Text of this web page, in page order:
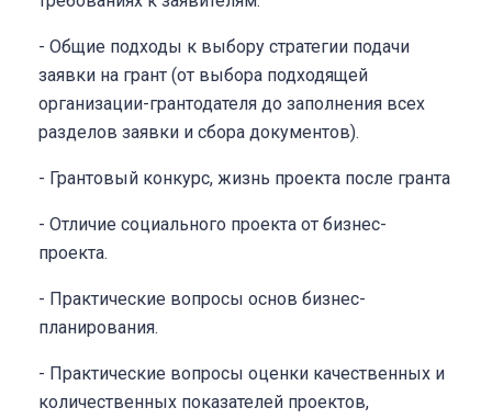
- Общие подходы к выбору стратегии подачи
заявки на грант (от выбора подходящей
организации-грантодателя до заполнения всех
разделов заявки и сбора документов).
- Грантовый конкурс, жизнь проекта после гранта
- Отличие социального проекта от бизнес-
проекта.
- Практические вопросы основ бизнес-
планирования.
- Практические вопросы оценки качественных и
количественных показателей проектов,